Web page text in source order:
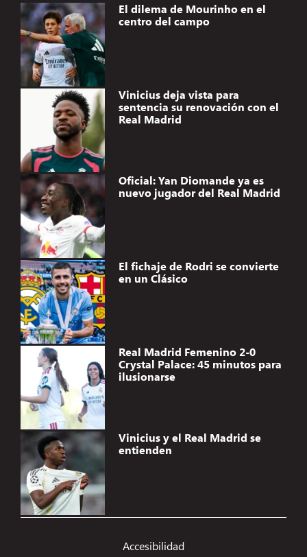
Gestionar el consentimiento de
El dilema de Mourinho en el
centro del campo
Vinicius deja vista para
sentencia su renovación con el
Real Madrid
Oficial: Yan Diomande ya es
nuevo jugador del Real Madrid
El fichaje de Rodri se convierte
en un Clásico
Real Madrid Femenino 2-0
Crystal Palace: 45 minutos para
ilusionarse
Vinicius y el Real Madrid se
entienden
Accesibilidad